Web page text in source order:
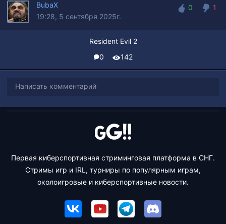
BubaX
19:28, 5 сентября 2025г.
0
1
Resident Evil 2
0
142
Написать комментарий
Первая киберспортивная стриминговая платформа в СНГ.
Стримы игр и IRL, турниры по популярным играм,
околоигровые и киберспортивные новости.